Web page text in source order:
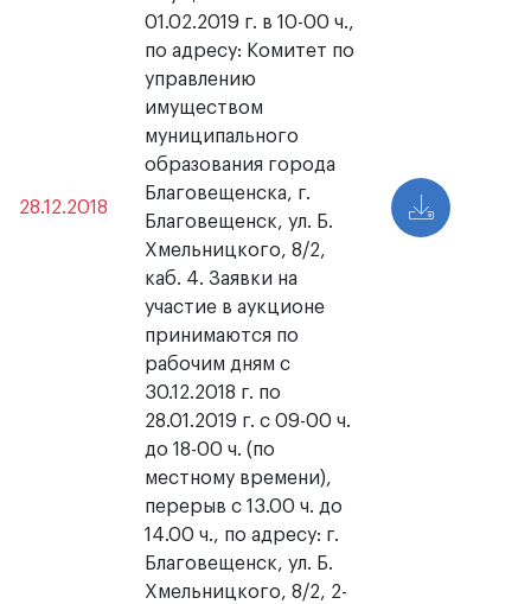
28.12.2018
01.02.2019 г. в 10-00 ч.,
по адресу: Комитет по
управлению
имуществом
муниципального
образования города
Благовещенска, г.
Благовещенск, ул. Б.
Хмельницкого, 8/2,
каб. 4. Заявки на
участие в аукционе
принимаются по
рабочим дням с
30.12.2018 г. по
28.01.2019 г. с 09-00 ч.
до 18-00 ч. (по
местному времени),
перерыв с 13.00 ч. до
14.00 ч., по адресу: г.
Благовещенск, ул. Б.
Хмельницкого, 8/2, 2-